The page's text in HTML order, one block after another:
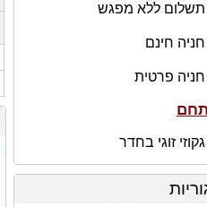
תשלום ללא מפגש
חניה חינם
חניה פרטית
גקוזי זוגי בחדר